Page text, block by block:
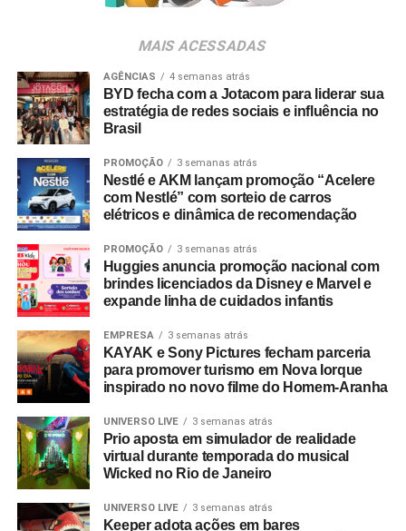
Para ingressar no programa e participar do sorteio, os
Shopping Villa Lobos, efetuar o cadastro e enviar
comprovantes fiscais de qualquer valor. O regulamento
completo está disponível no site do empreendimento.
MAIS ACESSADAS
AGÊNCIAS 4 semanas atrás
BYD fecha com a Jotacom para liderar sua
estratégia de redes sociais e influência no
Brasil
PROMOÇÃO 3 semanas atrás
Nestlé e AKM lançam promoção “Acelere
com Nestlé” com sorteio de carros
elétricos e dinâmica de recomendação
PROMOÇÃO 3 semanas atrás
Huggies anuncia promoção nacional com
brindes licenciados da Disney e Marvel e
expande linha de cuidados infantis
EMPRESA 3 semanas atrás
KAYAK e Sony Pictures fecham parceria
para promover turismo em Nova Iorque
inspirado no novo filme do Homem-Aranha
UNIVERSO LIVE 3 semanas atrás
Prio aposta em simulador de realidade
virtual durante temporada do musical
Wicked no Rio de Janeiro
UNIVERSO LIVE 3 semanas atrás
Keeper adota ações em bares